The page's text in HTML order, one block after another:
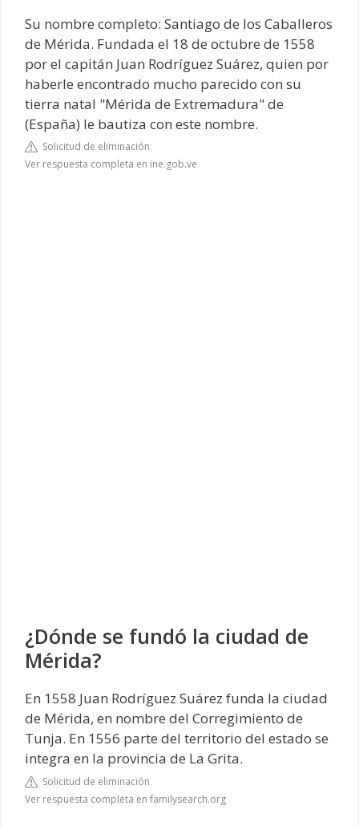
Su nombre completo: Santiago de los Caballeros
de Mérida. Fundada el 18 de octubre de 1558
por el capitán Juan Rodríguez Suárez, quien por
haberle encontrado mucho parecido con su
tierra natal "Mérida de Extremadura" de
(España) le bautiza con este nombre.
Solicitud de eliminación
Ver respuesta completa en ine.gob.ve
¿Dónde se fundó la ciudad de
Mérida?
En 1558 Juan Rodríguez Suárez funda la ciudad
de Mérida, en nombre del Corregimiento de
Tunja. En 1556 parte del territorio del estado se
integra en la provincia de La Grita.
Solicitud de eliminación
Ver respuesta completa en familysearch.org